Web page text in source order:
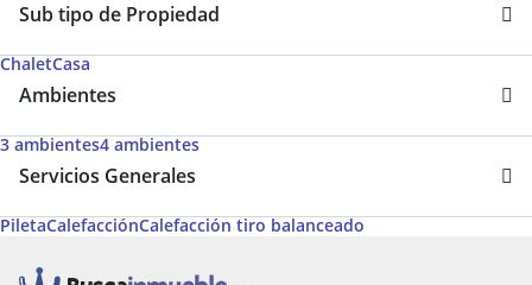
Sub tipo de Propiedad
ChaletCasa
Ambientes
3 ambientes4 ambientes
Servicios Generales
PiletaCalefacciónCalefacción tiro balanceado